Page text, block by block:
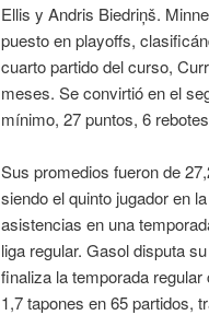
Ellis y Andris Biedriņš.
puesto en playoffs,
cuarto partido del curso,
meses. Se convirtió en el
mínimo, 27 puntos, 6
Sus promedios fueron de
siendo el quinto jugador en
asistencias en una
liga regular. Gasol disputa
finaliza la temporada
1,7 tapones en 65 partidos,